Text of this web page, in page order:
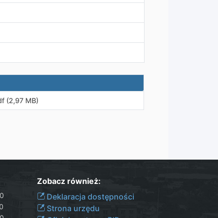
(2,97 MB)
Zobacz również:
Deklaracja dostępności
Strona urzędu